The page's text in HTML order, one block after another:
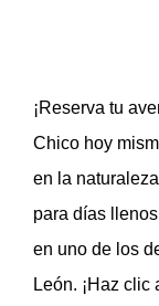
¡Reserva tu
Chico hoy
en la
para días
en uno de los
León. ¡Haz